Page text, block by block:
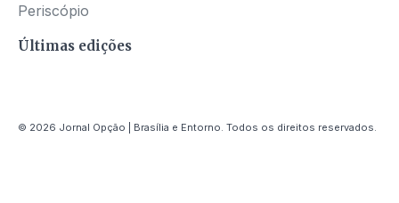
Periscópio
Últimas edições
© 2026 Jornal Opção | Brasília e Entorno. Todos os direitos reservados.